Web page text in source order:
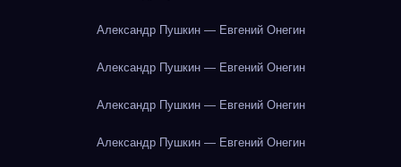
Александр Пушкин — Евгений Онегин
Александр Пушкин — Евгений Онегин
Александр Пушкин — Евгений Онегин
Александр Пушкин — Евгений Онегин